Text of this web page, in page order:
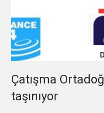
Çatışma
taşınıyor